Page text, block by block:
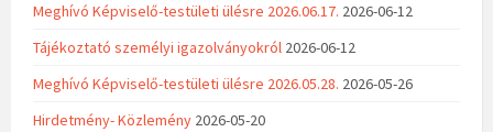
Meghívó Képviselő-testületi ülésre 2026.06.17. 2026-06-12
Tájékoztató személyi igazolványokról 2026-06-12
Meghívó Képviselő-testületi ülésre 2026.05.28. 2026-05-26
Hirdetmény- Közlemény 2026-05-20